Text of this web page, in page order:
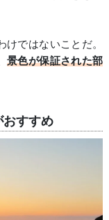
ではないことだ。
景色が保証された部
おすすめ